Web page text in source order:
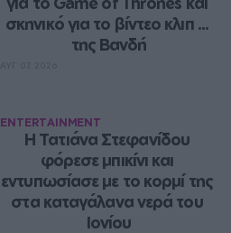
σκηνικό για το βίντεο κλιπ ...
της Βανδή
ENTERTAINMENT
Η Τατιάνα Στεφανίδου
φόρεσε μπικίνι και
εντυπωσίασε με το κορμί της
στα καταγάλανα νερά του
Ιονίου